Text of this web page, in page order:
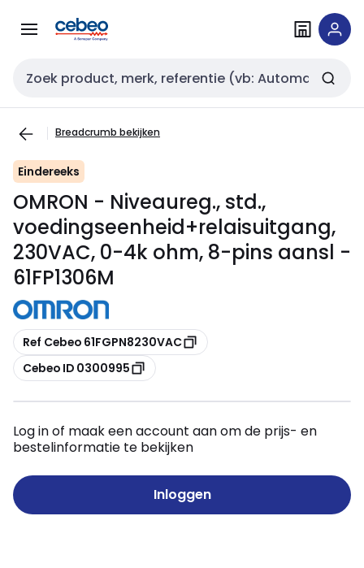
naar
naar
Zoekveld invoer
Breadcrumb bekijken
Eindereeks
OMRON - Niveaureg., std.,
voedingseenheid+relaisuitgang,
230VAC, 0-4k ohm, 8-pins aansl -
61FP1306M
Kopiëren
Ref Cebeo 61FGPN8230VAC
Kopiëren
Cebeo ID 0300995
Log in of maak een account aan om de prijs- en
bestelinformatie te bekijken
Inloggen